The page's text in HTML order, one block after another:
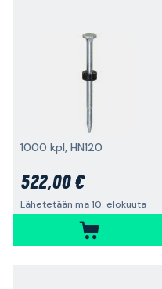
1000 kpl, HN120
522,00 €
Lähetetään ma 10. elokuuta